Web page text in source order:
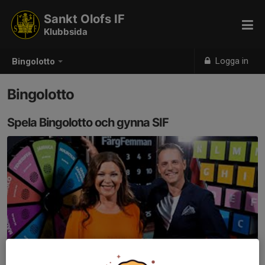
Bingolotto Logga in
Sankt Olofs IF
Klubbsida
Bingolotto
Spela Bingolotto och gynna SIF